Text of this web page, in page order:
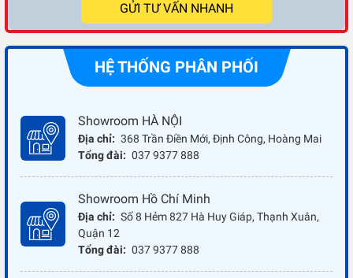
GỬI TƯ VẤN NHANH
HỆ THỐNG PHÂN PHỐI
Showroom HÀ NỘI
Địa chỉ: 368 Trần Điền Mới, Định Công, Hoàng Mai
Tổng đài: 037 9377 888
Showroom Hồ Chí Minh
Địa chỉ: Số 8 Hẻm 827 Hà Huy Giáp, Thạnh Xuân,
Quận 12
Tổng đài: 037 9377 888